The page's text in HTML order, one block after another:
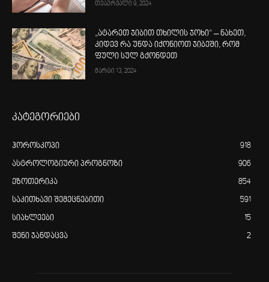
თებერვალი 9, 2024
„ატარეთ ჯიბით თხილის ჯოხი“ – ნახეთ,
კიდევ რა უნდა იქონიოთ ჯიბეში, რომ
ფული სულ გქონდეთ
მარტი 13, 2024
კატეგორიები
ჰოროსკოპი 918
ასტროლოგიური პროგნოზი 906
ეზოთერიკა 854
საკითხავი შემეცნებითი 591
სიახლეები 15
შენი ჯანდაცვა 2